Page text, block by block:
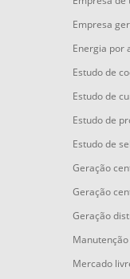
Empresa
Energia por
Estudo de
Estudo de
Estudo de
Estudo de
Geração
Geração
Geração
Mercado